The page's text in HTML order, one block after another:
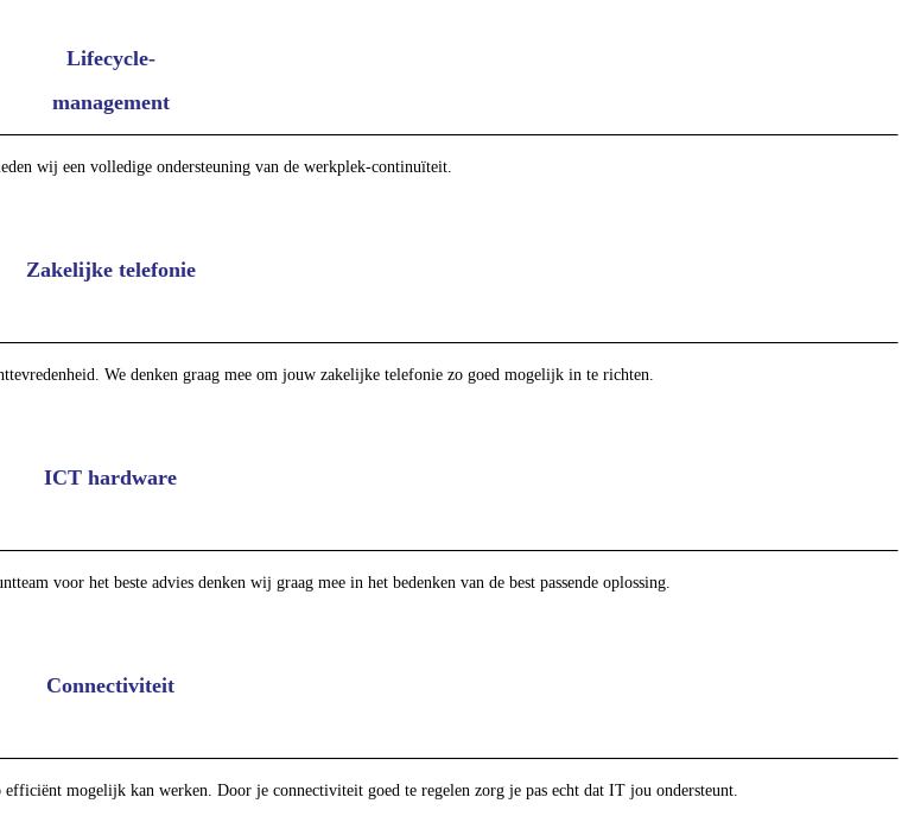
Lifecycle-
management
wij een volledige ondersteuning van de werkplek-continuïteit.
Zakelijke telefonie
We denken graag mee om jouw zakelijke telefonie zo goed mogelijk in te richten.
ICT hardware
voor het beste advies denken wij graag mee in het bedenken van de best passende oplossing.
Connectiviteit
mogelijk kan werken. Door je connectiviteit goed te regelen zorg je pas echt dat IT jou ondersteunt.